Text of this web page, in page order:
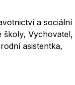
a sociální
školy, Vychovatel,
asistentka,